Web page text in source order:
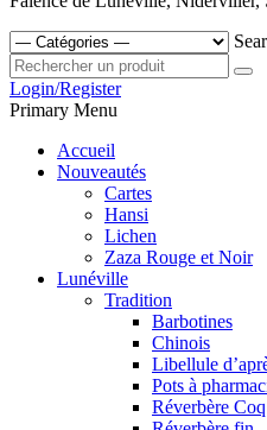
Login/Register
Primary Menu
Accueil
Nouveautés
Cartes
Hansi
Lichen
Zaza Rouge et Noir
Lunéville
Tradition
Barbotines
Chinois
Libellule
Pots à
Réverbère Coq